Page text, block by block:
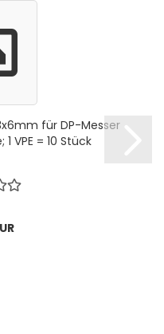
für DP-Messer
VPE = 10 Stück